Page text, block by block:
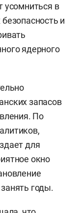
усомниться в
и
ядерного
запасов
По
для
окно
годы.